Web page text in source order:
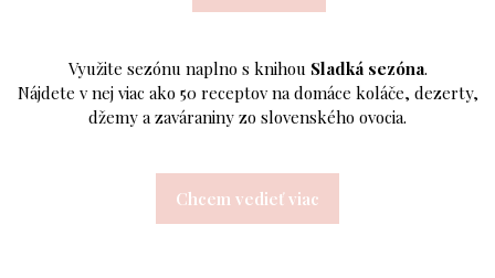
Využite sezónu naplno s knihou Sladká sezóna.
Nájdete v nej viac ako 50 receptov na domáce koláče, dezerty,
džemy a zaváraniny zo slovenského ovocia.
Chcem vedieť viac